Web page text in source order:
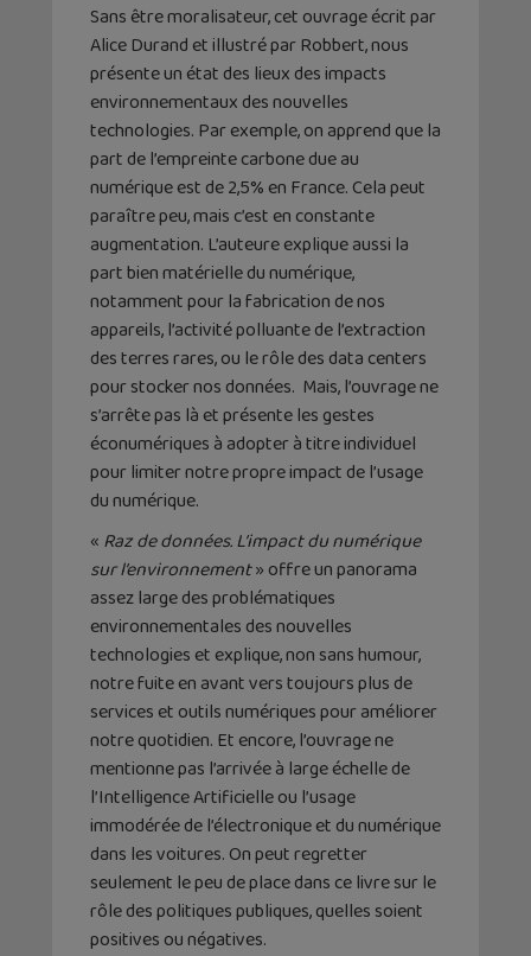
Sans être moralisateur, cet ouvrage écrit par
Alice Durand et illustré par Robbert, nous
présente un état des lieux des impacts
environnementaux des nouvelles
technologies. Par exemple, on apprend que la
part de l’empreinte carbone due au
numérique est de 2,5% en France. Cela peut
paraître peu, mais c’est en constante
augmentation. L’auteure explique aussi la
part bien matérielle du numérique,
notamment pour la fabrication de nos
appareils, l’activité polluante de l’extraction
des terres rares, ou le rôle des data centers
pour stocker nos données. Mais, l’ouvrage ne
s’arrête pas là et présente les gestes
éconumériques à adopter à titre individuel
pour limiter notre propre impact de l’usage
du numérique.
« Raz de données. L’impact du numérique
sur l’environnement» offre un panorama
assez large des problématiques
environnementales des nouvelles
technologies et explique, non sans humour,
notre fuite en avant vers toujours plus de
services et outils numériques pour améliorer
notre quotidien. Et encore, l’ouvrage ne
mentionne pas l’arrivée à large échelle de
l’Intelligence Artificielle ou l’usage
immodérée de l’électronique et du numérique
dans les voitures. On peut regretter
seulement le peu de place dans ce livre sur le
rôle des politiques publiques, quelles soient
positives ou négatives.